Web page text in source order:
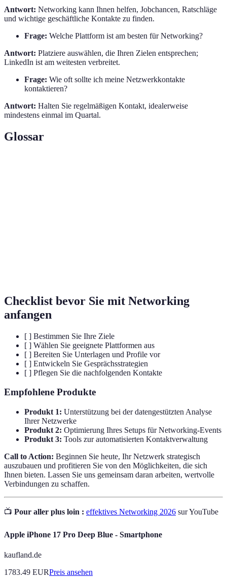
Antwort: Networking kann Ihnen helfen, Jobchancen, Ratschläge
und wichtige geschäftliche Kontakte zu finden.
Frage: Welche Plattform ist am besten für Networking?
Antwort: Platziere auswählen, die Ihren Zielen entsprechen;
LinkedIn ist am weitesten verbreitet.
Frage: Wie oft sollte ich meine Netzwerkkontakte
kontaktieren?
Antwort: Halten Sie regelmäßigen Kontakt, idealerweise
mindestens einmal im Quartal.
Glossar
Checklist bevor Sie mit Networking
anfangen
[ ] Bestimmen Sie Ihre Ziele
[ ] Wählen Sie geeignete Plattformen aus
[ ] Bereiten Sie Unterlagen und Profile vor
[ ] Entwickeln Sie Gesprächsstrategien
[ ] Pflegen Sie die nachfolgenden Kontakte
Empfohlene Produkte
Produkt 1: Unterstützung bei der datengestützten Analyse
Ihrer Netzwerke
Produkt 2: Optimierung Ihres Setups für Networking-Events
Produkt 3: Tools zur automatisierten Kontaktverwaltung
Call to Action: Beginnen Sie heute, Ihr Netzwerk strategisch
auszubauen und profitieren Sie von den Möglichkeiten, die sich
Ihnen bieten. Lassen Sie uns gemeinsam daran arbeiten, wertvolle
Verbindungen zu schaffen.
📺 Pour aller plus loin : effektives Networking 2026 sur YouTube
Apple iPhone 17 Pro Deep Blue - Smartphone
kaufland.de
1783.49 EURPreis ansehen